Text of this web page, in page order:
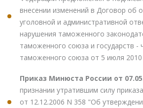
внесении изменений в Договор об
уголовной и административной
нарушения таможенного
таможенного союза и государств -
таможенного союза от 5 июля 2010
Приказ Минюста России от
признании утратившим силу
от 12.12.2006 N 358 "Об